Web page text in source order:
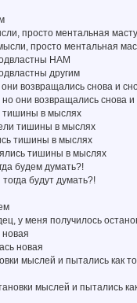
просто ментальная
просто ментальная
НАМ
другим
возвращались снова и
они возвращались снова и
тишины в мыслях
тишины в мыслях
тишины в мыслях
тишины в мыслях
будем думать?!
будут думать?!
у меня получилось
новая
мыслей и пытались как
мыслей и пытались